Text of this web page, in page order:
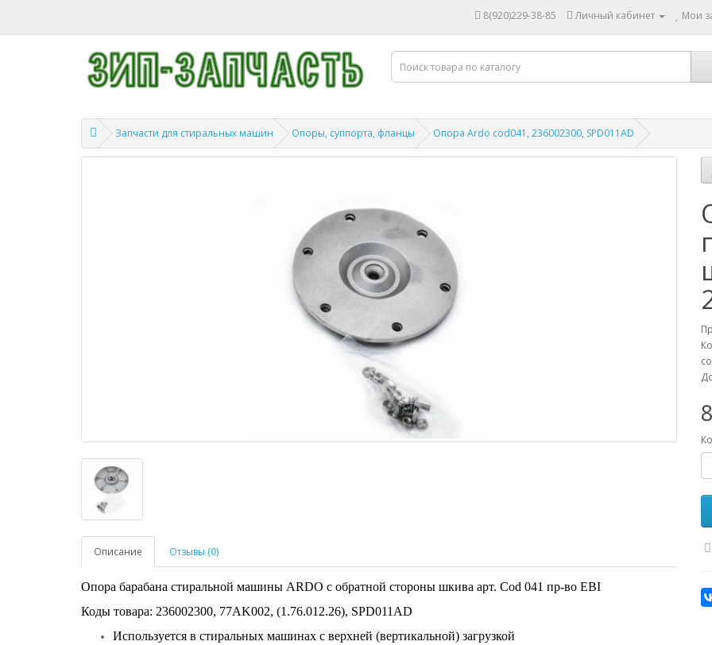
8(920)229-38-85 Личный кабинет Мои
Запчасти для стиральных машин Опоры, суппорта, фланцы Опора Ardo cod041, 236002300, SPD011AD
Описание Отзывы (0)
Опора барабана стиральной машины ARDO с обратной стороны шкива арт. Cod 041 пр-во EBI
Коды товара: 236002300, 77AK002, (1.76.012.26), SPD011AD
Используется в стиральных машинах с верхней (вертикальной) загрузкой